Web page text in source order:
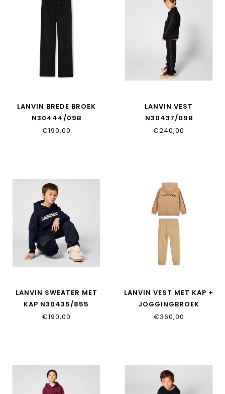
LANVIN BREDE BROEK
N30444/09B
€190,00
LANVIN VEST
N30437/09B
€240,00
LANVIN SWEATER MET
KAP N30435/855
€190,00
LANVIN VEST MET KAP +
JOGGINGBROEK
N30424/276
€360,00